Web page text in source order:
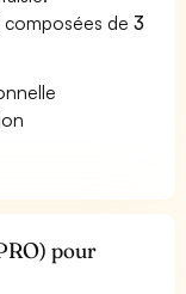
composées de3
pour